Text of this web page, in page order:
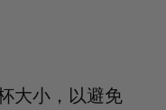
大小，以避免